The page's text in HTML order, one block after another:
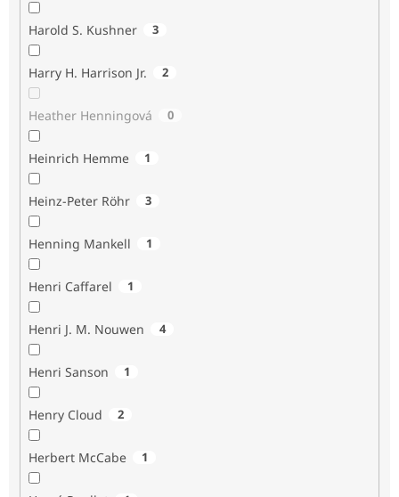
Harold S. Kushner 3
Harry H. Harrison Jr. 2
Heather Henningová 0
Heinrich Hemme 1
Heinz-Peter Röhr 3
Henning Mankell 1
Henri Caffarel 1
Henri J. M. Nouwen 4
Henri Sanson 1
Henry Cloud 2
Herbert McCabe 1